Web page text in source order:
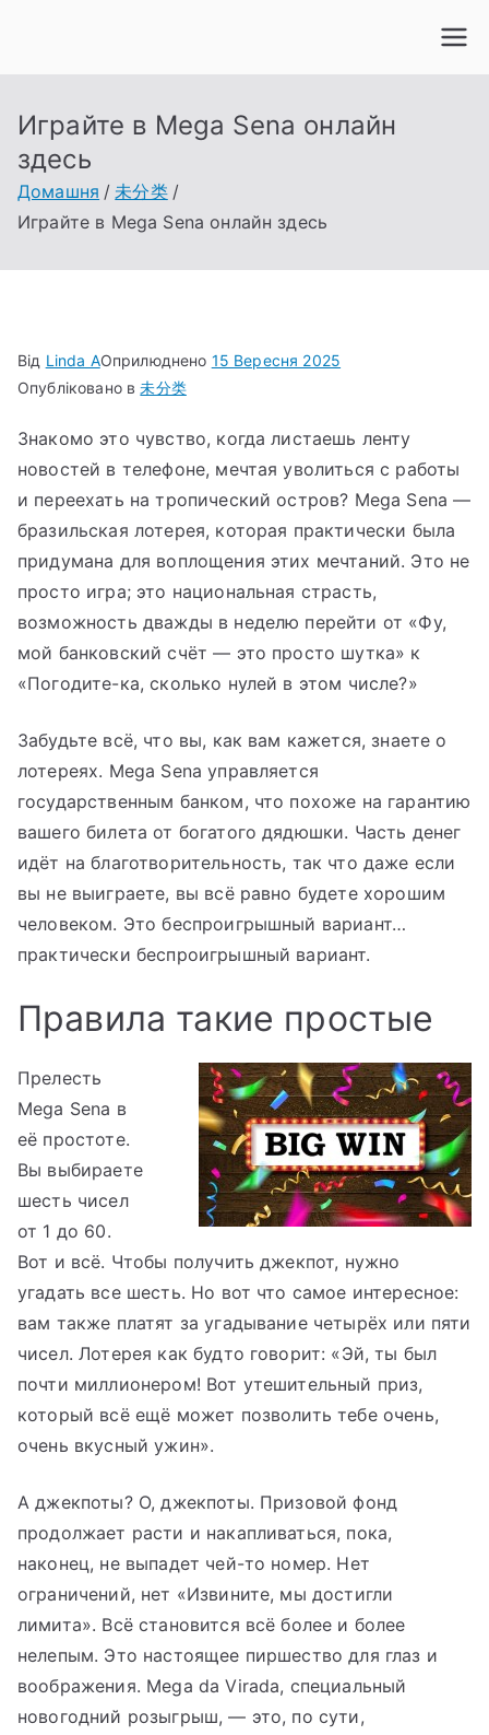
Играйте в Mega Sena онлайн
здесь
Домашня
未分类
Играйте в Mega Sena онлайн здесь
Від Linda AОприлюднено 15 Вересня 2025
Опубліковано в未分类
Знакомо это чувство, когда листаешь ленту
новостей в телефоне, мечтая уволиться с работы
и переехать на тропический остров? Mega Sena —
бразильская лотерея, которая практически была
придумана для воплощения этих мечтаний. Это не
просто игра; это национальная страсть,
возможность дважды в неделю перейти от «Фу,
мой банковский счёт — это просто шутка» к
«Погодите-ка, сколько нулей в этом числе?»
Забудьте всё, что вы, как вам кажется, знаете о
лотереях. Mega Sena управляется
государственным банком, что похоже на гарантию
вашего билета от богатого дядюшки. Часть денег
идёт на благотворительность, так что даже если
вы не выиграете, вы всё равно будете хорошим
человеком. Это беспроигрышный вариант…
практически беспроигрышный вариант.
Правила такие простые
Прелесть
Mega Sena в
её простоте.
Вы выбираете
шесть чисел
от 1 до 60.
Вот и всё. Чтобы получить джекпот, нужно
угадать все шесть. Но вот что самое интересное:
вам также платят за угадывание четырёх или пяти
чисел. Лотерея как будто говорит: «Эй, ты был
почти миллионером! Вот утешительный приз,
который всё ещё может позволить тебе очень,
очень вкусный ужин».
А джекпоты? О, джекпоты. Призовой фонд
продолжает расти и накапливаться, пока,
наконец, не выпадет чей-то номер. Нет
ограничений, нет «Извините, мы достигли
лимита». Всё становится всё более и более
нелепым. Это настоящее пиршество для глаз и
воображения. Mega da Virada, специальный
новогодний розыгрыш, — это, по сути,